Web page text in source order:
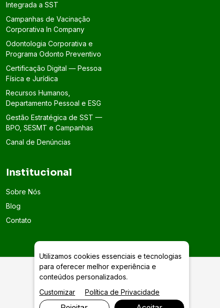
Integrada a SST
Campanhas de Vacinação
Corporativa In Company
Odontologia Corporativa e
Programa Odonto Preventivo
Certificação Digital — Pessoa
Física e Jurídica
Recursos Humanos,
Departamento Pessoal e ESG
Gestão Estratégica de SST —
BPO, SESMT e Campanhas
Canal de Denúncias
Institucional
Sobre Nós
Blog
Contato
CIPA, SIPAT, Treinamentos e Palestras
Utilizamos cookies essenciais e tecnologias
para oferecer melhor experiência e
conteúdos personalizados.
Customizar
Política de Privacidade